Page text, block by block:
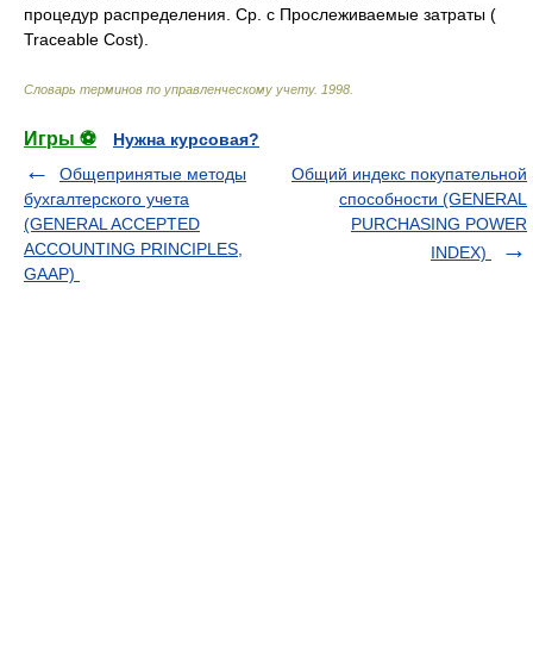
процедур распределения. Ср. с Прослеживаемые затраты (
Traceable Cost).
Словарь терминов по управленческому учету. 1998
Игры ⚽
Нужна курсовая?
Общепринятые методы
бухгалтерского учета
(GENERAL ACCEPTED
ACCOUNTING PRINCIPLES,
GAAP)
Общий индекс покупательной
способности (GENERAL
PURCHASING POWER
INDEX)